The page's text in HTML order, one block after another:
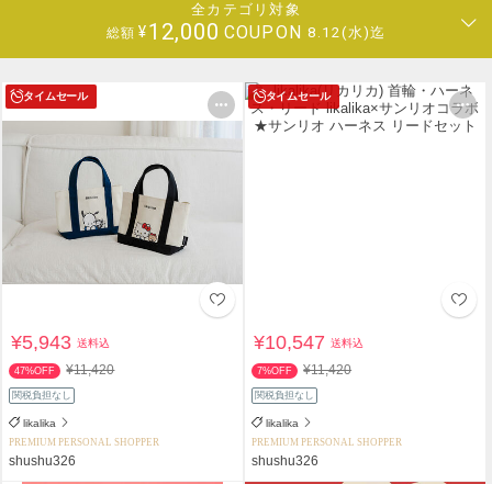
全カテゴリ対象
総額 ¥12,000 COUPON 8.12(水)迄
タイムセール
¥5,943送料込
47%OFF ¥11,420
関税負担なし
likalika
PREMIUM PERSONAL SHOPPER
shushu326
タイムセール
¥10,547送料込
7%OFF ¥11,420
関税負担なし
likalika
PREMIUM PERSONAL SHOPPER
shushu326